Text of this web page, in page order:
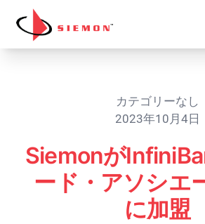
内容をスキップ
カテゴリーなし
2023年10月4日
Siemonが
ード・アソシエ
に加盟